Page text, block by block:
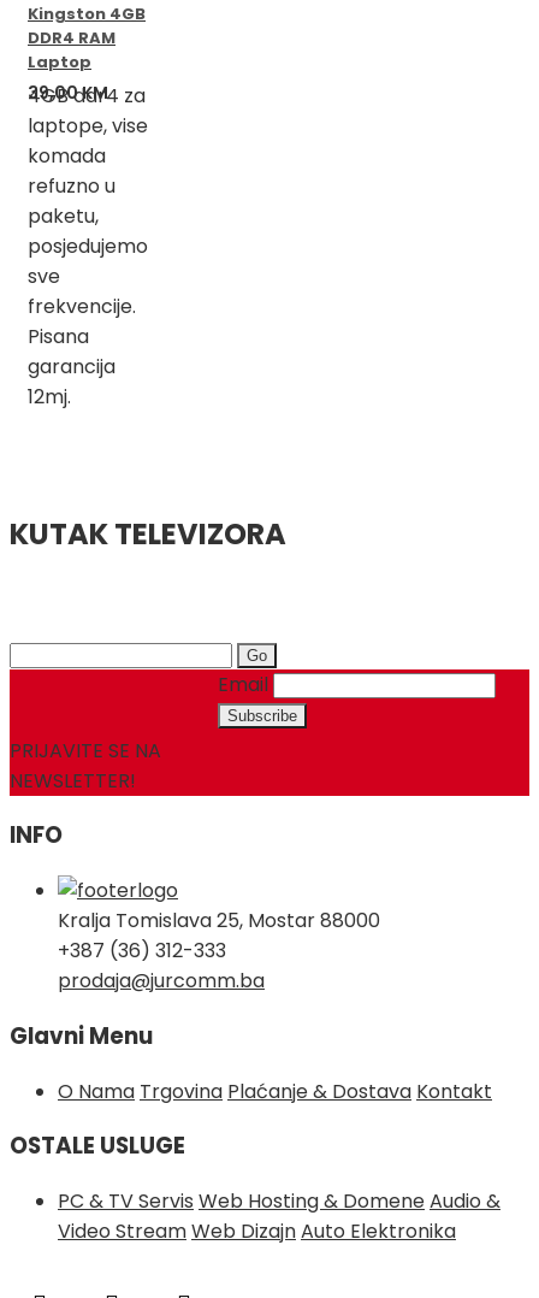
Kingston 4GB
DDR4 RAM
Laptop
39,00KM
4GB ddr4 za
laptope, vise
komada
refuzno u
paketu,
posjedujemo
sve
frekvencije.
Pisana
garancija
12mj.
KUTAK TELEVIZORA
Search
PRIJAVITE SE NA
NEWSLETTER!
Email
INFO
Kralja Tomislava 25, Mostar 88000
+387 (36) 312-333
prodaja@jurcomm.ba
Glavni Menu
O Nama Trgovina Plaćanje & Dostava Kontakt
OSTALE USLUGE
PC & TV Servis Web Hosting & DomeneAudio &
Video StreamWeb DizajnAuto Elektronika